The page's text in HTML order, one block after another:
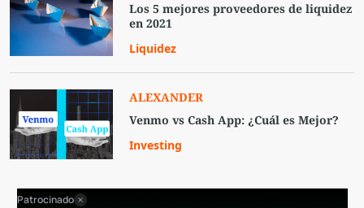
Los 5 mejores proveedores de liquidez
en 2021
Liquidez
ALEXANDER
Venmo vs Cash App: ¿Cuál es Mejor?
Investing
Patrocinado